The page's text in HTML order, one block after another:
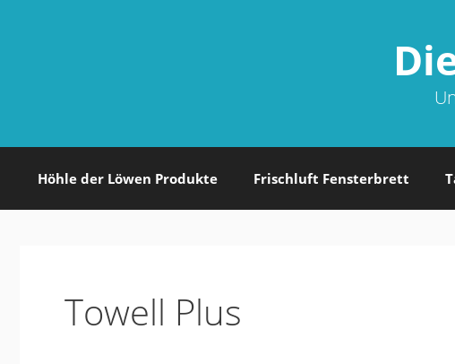
Höhle der Löwen Produkte Frischluft Fensterbrett
Towell Plus